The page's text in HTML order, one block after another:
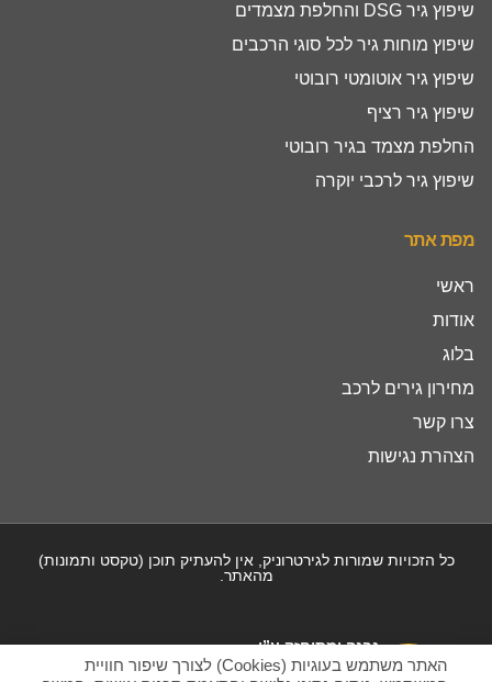
שיפוץ גיר DSG והחלפת מצמדים
שיפוץ מוחות גיר לכל סוגי הרכבים
שיפוץ גיר אוטומטי רובוטי
שיפוץ גיר רציף
החלפת מצמד בגיר רובוטי
שיפוץ גיר לרכבי יוקרה
מפת אתר
ראשי
אודות
בלוג
מחירון גירים לרכב
צרו קשר
הצהרת נגישות
כל הזכויות שמורות לגירטרוניק, אין להעתיק תוכן (טקסט ותמונות)
מהאתר.
נבנה ומתוחזק ע”י
האתר משתמש בעוגיות (Cookies) לצורך שיפור חוויית